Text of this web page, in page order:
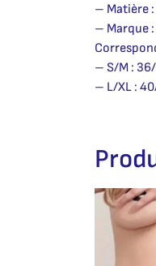
– Matière
– Marque :
– S/M :
– L/XL :